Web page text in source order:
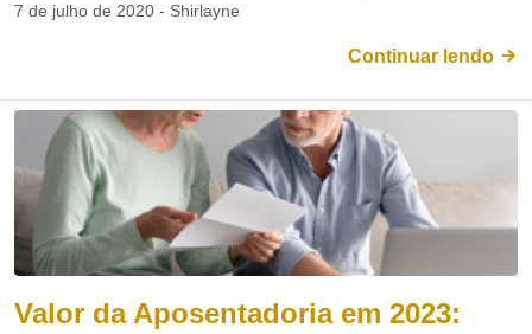
7 de julho de 2020 - Shirlayne
Continuar lendo
Valor da Aposentadoria em 2023: